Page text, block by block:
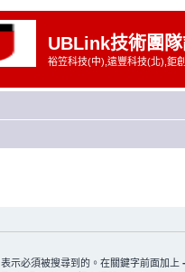
UBLink技術團
裕笠科技(中),遠豐科技(北),鉅
表示必須被搜尋到的。在關鍵字前面加上 -